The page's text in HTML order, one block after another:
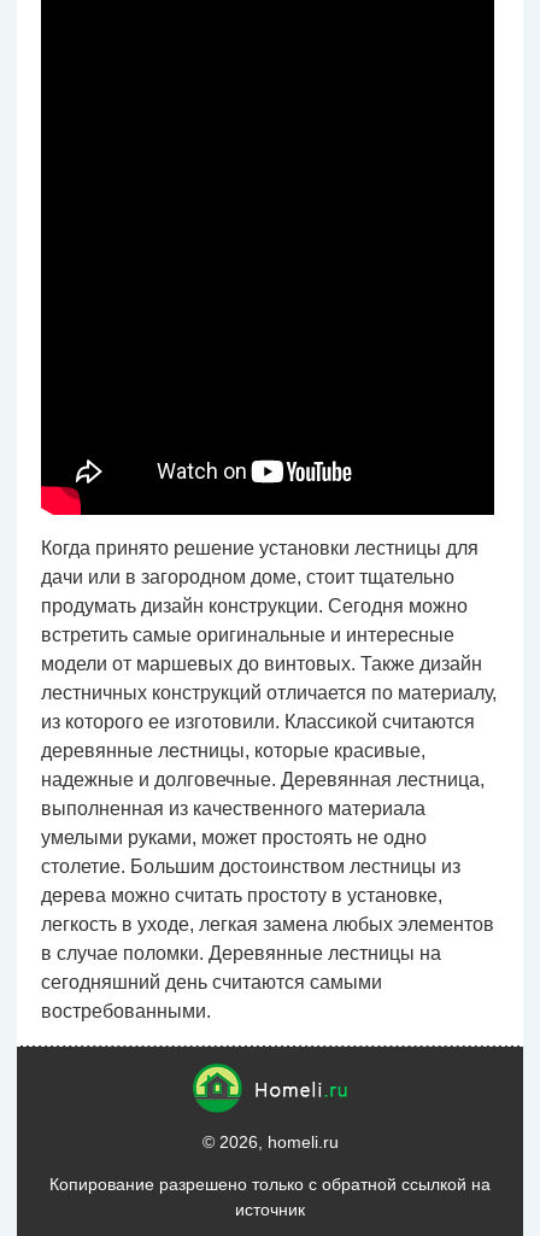
Когда принято решение установки лестницы для
дачи или в загородном доме, стоит тщательно
продумать дизайн конструкции. Сегодня можно
встретить самые оригинальные и интересные
модели от маршевых до винтовых. Также дизайн
лестничных конструкций отличается по материалу,
из которого ее изготовили. Классикой считаются
деревянные лестницы, которые красивые,
надежные и долговечные. Деревянная лестница,
выполненная из качественного материала
умелыми руками, может простоять не одно
столетие. Большим достоинством лестницы из
дерева можно считать простоту в установке,
легкость в уходе, легкая замена любых элементов
в случае поломки. Деревянные лестницы на
сегодняшний день считаются самыми
востребованными.
© 2026, homeli.ru
Копирование разрешено только с обратной ссылкой на
источник